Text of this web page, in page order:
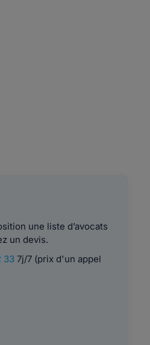
une liste d’avocats
un devis.
337j/7 (prix d'un appel